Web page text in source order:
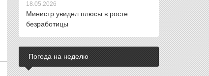
18.05.2026
Министр увидел плюсы в росте
безработицы
Погода на неделю